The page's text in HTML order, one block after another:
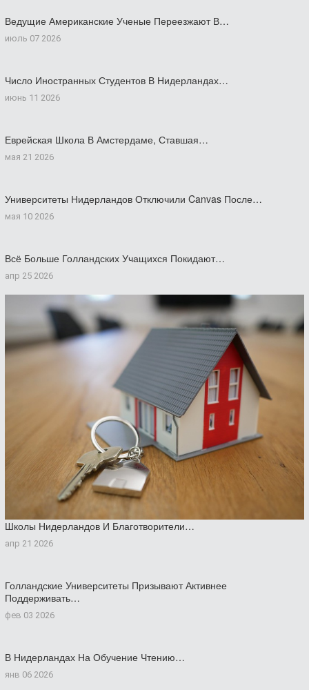
Ведущие Американские Ученые Переезжают В…
июль 07 2026
Число Иностранных Студентов В Нидерландах…
июнь 11 2026
Еврейская Школа В Амстердаме, Ставшая…
мая 21 2026
Университеты Нидерландов Отключили Canvas После…
мая 10 2026
Всё Больше Голландских Учащихся Покидают…
апр 25 2026
Школы Нидерландов И Благотворители…
апр 21 2026
Голландские Университеты Призывают Активнее
Поддерживать…
фев 03 2026
В Нидерландах На Обучение Чтению…
янв 06 2026